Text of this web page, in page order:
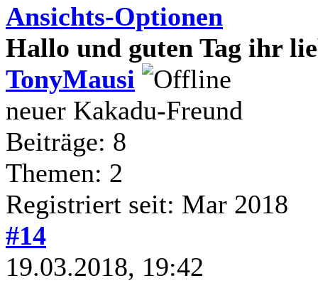
Ansichts-Optionen
Hallo und guten Tag ihr
TonyMausi
neuer Kakadu-Freund
Beiträge: 8
Themen: 2
Registriert seit: Mar 2018
#14
19.03.2018, 19:42